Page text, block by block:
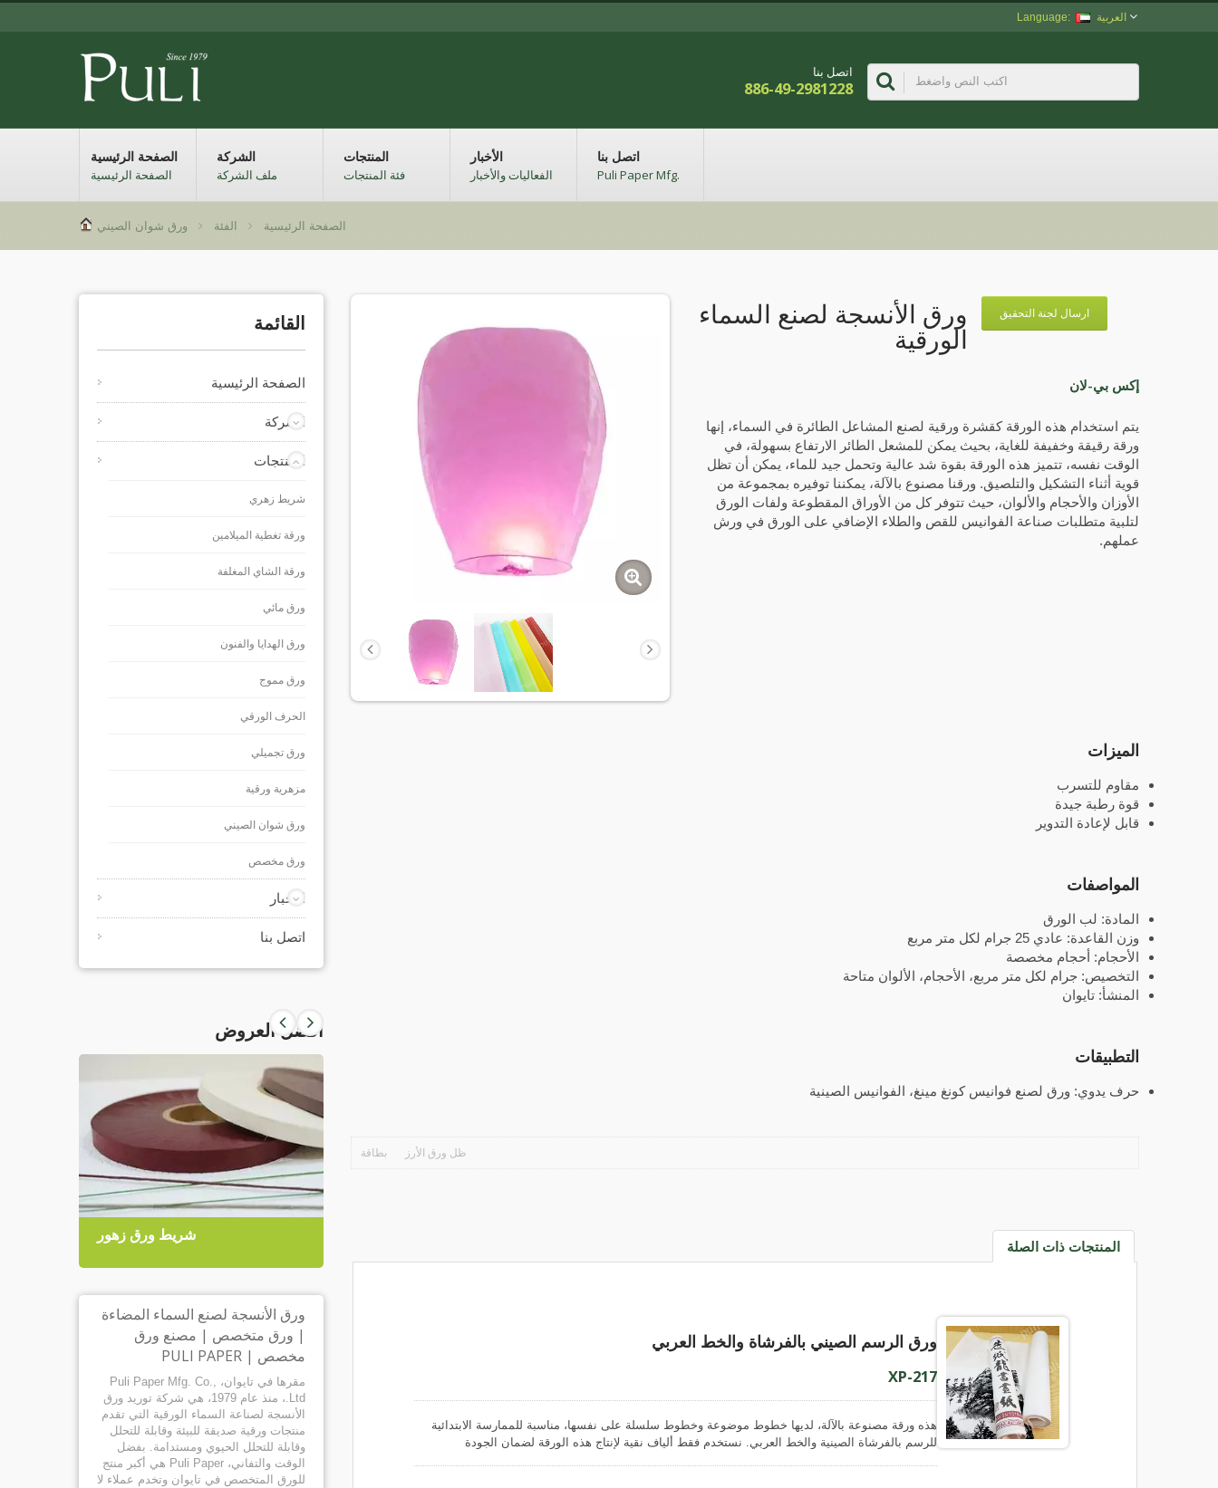
العربية
اتصل بنا
886-49-2981228
الصفحة الرئيسية
الصفحة الرئيسية
الشركة
ملف الشركة
المنتجات
فئة المنتجات
الأخبار
الفعاليات والأخبار
اتصل بنا
Puli Paper Mfg.
الصفحة الرئيسية الفئة ورق شوان الصيني
القائمة
الصفحة الرئيسية
الشركة
المنتجات
شريط زهري
ورقة تغطية الميلامين
ورقة الشاي المغلفة
ورق مائي
ورق الهدايا والفنون
ورق مموج
الحرف الورقي
ورق تجميلي
مزهرية ورقية
ورق شوان الصيني
ورق مخصص
الأخبار
اتصل بنا
أفضل العروض
شريط ورق زهور شريط ورق زهور
ورق الأنسجة لصنع السماء المضاءة
| ورق متخصص | مصنع ورق
مخصص | PULI PAPER
مقرها في تايوان، Puli Paper Mfg. Co.,
Ltd.، منذ عام 1979، هي شركة توريد ورق
الأنسجة لصناعة السماء الورقية التي تقدم
منتجات ورقية صديقة للبيئة وقابلة للتحلل
وقابلة للتحلل الحيوي ومستدامة. بفضل
الوقت والتفاني، Puli Paper هي أكبر منتج
للورق المتخصص في تايوان وتخدم عملاء لا
ارسال لجنة التحقيق ورق الأنسجة لصنع السماء
الورقية
إكس بي-لان
يتم استخدام هذه الورقة كقشرة ورقية لصنع المشاعل الطائرة في السماء، إنها
ورقة رقيقة وخفيفة للغاية، بحيث يمكن للمشعل الطائر الارتفاع بسهولة، في
الوقت نفسه، تتميز هذه الورقة بقوة شد عالية وتحمل جيد للماء، يمكن أن تظل
قوية أثناء التشكيل والتلصيق. ورقنا مصنوع بالآلة، يمكننا توفيره بمجموعة من
الأوزان والأحجام والألوان، حيث تتوفر كل من الأوراق المقطوعة ولفات الورق
لتلبية متطلبات صناعة الفوانيس للقص والطلاء الإضافي على الورق في ورش
عملهم.
الميزات
مقاوم للتسرب
قوة رطبة جيدة
قابل لإعادة التدوير
المواصفات
المادة: لب الورق
وزن القاعدة: عادي 25 جرام لكل متر مربع
الأحجام: أحجام مخصصة
التخصيص: جرام لكل متر مربع، الأحجام، الألوان متاحة
المنشأ: تايوان
التطبيقات
حرف يدوي: ورق لصنع فوانيس كونغ مينغ، الفوانيس الصينية
بطاقة ظل ورق الأرز
المنتجات ذات الصلة
ورق الرسم الصيني بالفرشاة والخط العربي
XP-217
هذه ورقة مصنوعة بالآلة، لديها خطوط موضوعة وخطوط سلسلة على نفسها، مناسبة للممارسة الابتدائية
للرسم بالفرشاة الصينية والخط العربي. نستخدم فقط ألياف نقية لإنتاج هذه الورقة لضمان الجودة